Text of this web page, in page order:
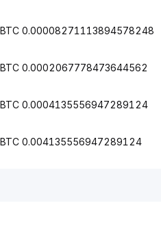
0.00008271113894578248 BTC
0.0002067778473644562 BTC
0.0004135556947289124 BTC
0.004135556947289124 BTC